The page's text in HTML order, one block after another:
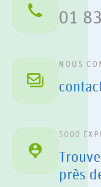
01
NOUS
5000
près